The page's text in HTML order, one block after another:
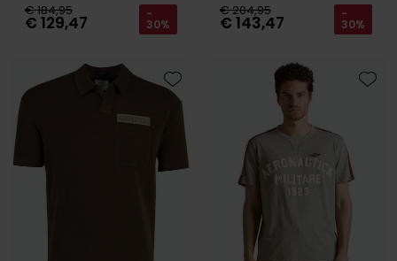
€ 184,95
€ 129,47 -
30%
€ 204,95
€ 143,47 -
30%
Toevoegen aan favorieten